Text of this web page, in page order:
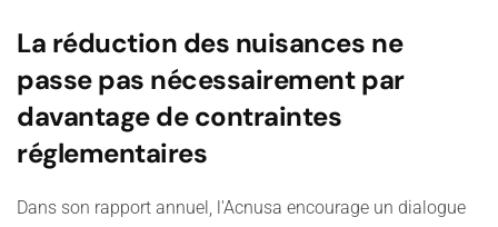
La réduction des nuisances ne
passe pas nécessairement par
davantage de contraintes
réglementaires
Dans son rapport annuel, l'Acnusa encourage un dialogue